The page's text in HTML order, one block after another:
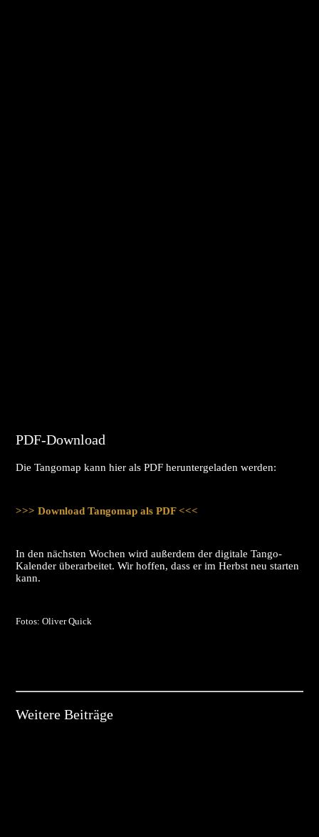
PDF-Download
Die Tangomap kann hier als PDF heruntergeladen werden:
>>> Download Tangomap als PDF <<<
In den nächsten Wochen wird außerdem der digitale Tango-
Kalender überarbeitet. Wir hoffen, dass er im Herbst neu starten
kann.
Fotos: Oliver Quick
Weitere Beiträge